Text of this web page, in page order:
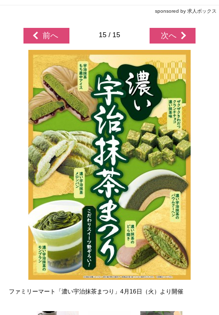
sponsored by 求人ボックス
前へ 15 / 15 次へ
ファミリーマート「濃い宇治抹茶まつり」4月16日（火）より開催